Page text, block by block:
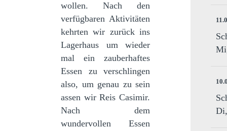
wollen. Nach den
verfügbaren Aktivitäten
kehrten wir zurück ins
Lagerhaus um wieder
mal ein zauberhaftes
Essen zu verschlingen
also, um genau zu sein
assen wir Reis Casimir.
Nach dem
wundervollen Essen